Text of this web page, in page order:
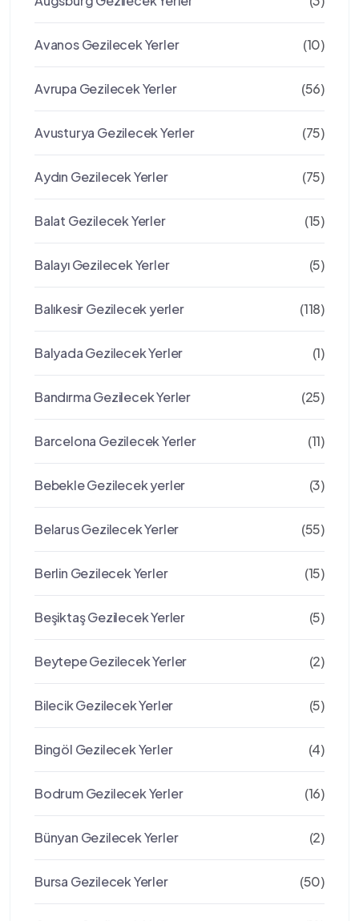
Avanos Gezilecek Yerler (10)
Avrupa Gezilecek Yerler (56)
Avusturya Gezilecek Yerler (75)
Aydın Gezilecek Yerler (75)
Balat Gezilecek Yerler (15)
Balayı Gezilecek Yerler (5)
Balıkesir Gezilecek yerler (118)
Balyada Gezilecek Yerler (1)
Bandırma Gezilecek Yerler (25)
Barcelona Gezilecek Yerler (11)
Bebekle Gezilecek yerler (3)
Belarus Gezilecek Yerler (55)
Berlin Gezilecek Yerler (15)
Beşiktaş Gezilecek Yerler (5)
Beytepe Gezilecek Yerler (2)
Bilecik Gezilecek Yerler (5)
Bingöl Gezilecek Yerler (4)
Bodrum Gezilecek Yerler (16)
Bünyan Gezilecek Yerler (2)
Bursa Gezilecek Yerler (50)